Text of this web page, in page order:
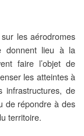
les aérodromes
donnent lieu à la
faire l’objet de
les atteintes à
infrastructures, de
de répondre à des
territoire.